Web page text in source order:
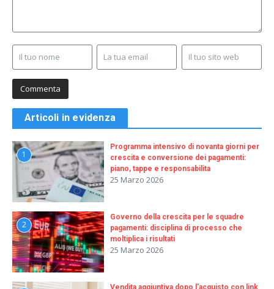
Articoli in evidenza
1
Programma intensivo di novanta giorni per
crescita e conversione dei pagamenti:
piano, tappe e responsabilita
25 Marzo 2026
2
Governo della crescita per le squadre
pagamenti: disciplina di processo che
moltiplica i risultati
25 Marzo 2026